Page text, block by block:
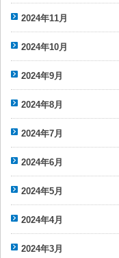
2024年11月
2024年10月
2024年9月
2024年8月
2024年7月
2024年6月
2024年5月
2024年4月
2024年3月